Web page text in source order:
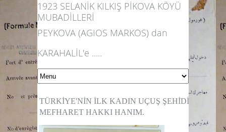
1923 SELANİK KILKIŞ PİKOVA KÖYÜ
MUBADİLLERİ
PEYKOVA (AGIOS MARKOS) dan
KARAHALİL'e .....
TÜRKİYE'NİN İLK KADIN UÇUŞ ŞEHİDİ
MEFHARET HAKKI HANIM.